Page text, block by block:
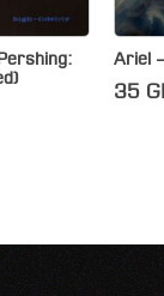
Ariel
35